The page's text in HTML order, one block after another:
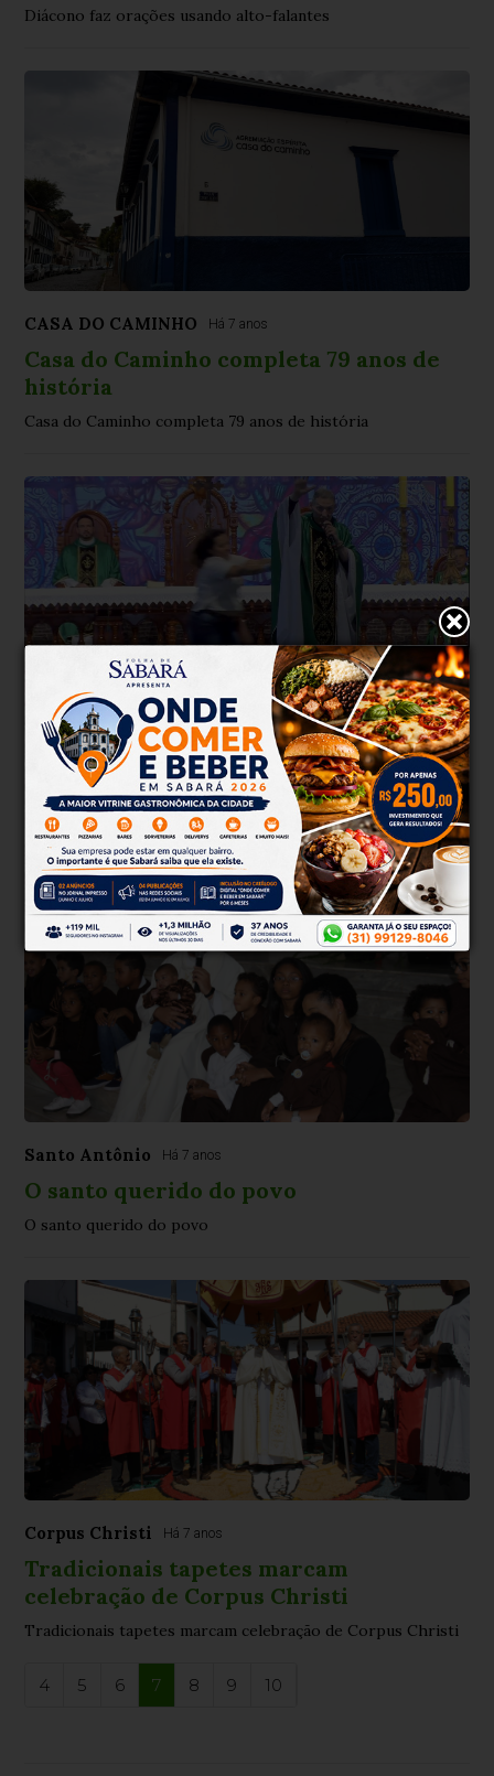
Diácono faz orações usando alto-falantes
CASA DO CAMINHO Há 7 anos
Casa do Caminho completa 79 anos de
história
Casa do Caminho completa 79 anos de história
EMPURRÃO Há 7 anos
Padre Marcelo Rossi leva empurrão e
cai de palco durante celebração
Padre Marcelo Rossi leva empurrão e cai de palco durante
celebração
Santo Antônio Há 7 anos
O santo querido do povo
O santo querido do povo
Corpus Christi Há 7 anos
Tradicionais tapetes marcam
celebração de Corpus Christi
Tradicionais tapetes marcam celebração de Corpus Christi
4 5 6 7 8 9 10